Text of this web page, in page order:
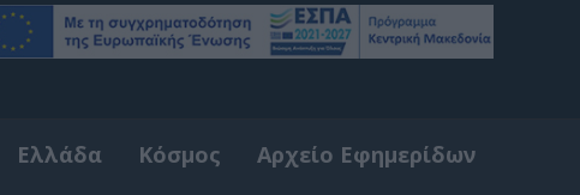
Ελλάδα Κόσμος Αρχείο Εφημερίδων